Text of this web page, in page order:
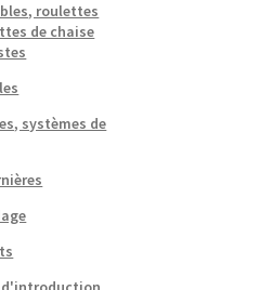
roulettes
de chaise
systèmes de